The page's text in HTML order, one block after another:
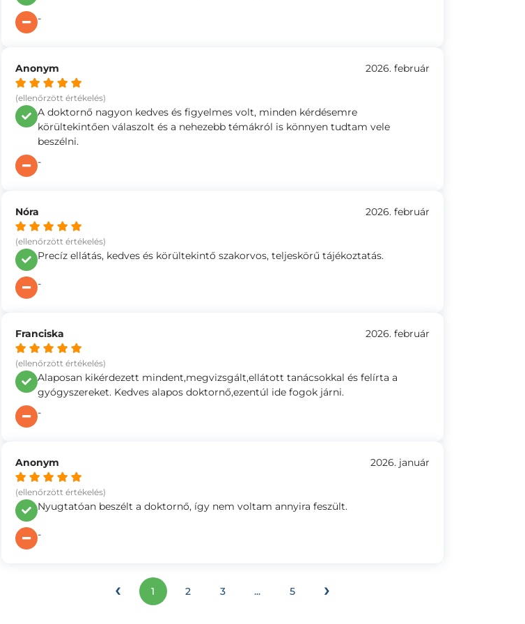
-
Anonym
(ellenőrzött értékelés)
2026. február
A doktornő nagyon kedves és figyelmes volt, minden kérdésemre
körültekintően válaszolt és a nehezebb témákról is könnyen tudtam vele
beszélni.
-
Nóra
(ellenőrzött értékelés)
2026. február
Precíz ellátás, kedves és körültekintő szakorvos, teljeskörű tájékoztatás.
-
Franciska
(ellenőrzött értékelés)
2026. február
Alaposan kikérdezett mindent,megvizsgált,ellátott tanácsokkal és felírta a
gyógyszereket. Kedves alapos doktornő,ezentúl ide fogok járni.
-
Anonym
(ellenőrzött értékelés)
2026. január
Nyugtatóan beszélt a doktornő, így nem voltam annyira feszült.
-
‹ 1 2 3 ... 5 ›